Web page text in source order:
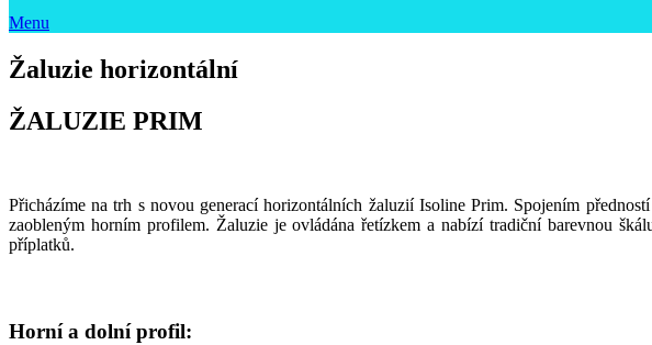
Menu
Žaluzie horizontální
ŽALUZIE PRIM
Přicházíme na trh s novou generací horizontálních žaluzií Isoline Prim. Spojením
zaobleným horním profilem. Žaluzie je ovládána řetízkem a nabízí tradiční barevnou
příplatků.
Horní a dolní profil: